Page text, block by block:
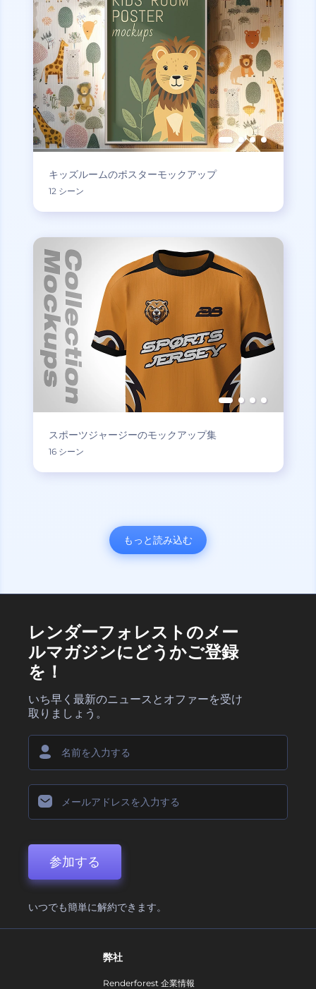
キッズルームのポスターモックアップ
12 シーン
スポーツジャージーのモックアップ集
16 シーン
もっと読み込む
レンダーフォレストのメー
ルマガジンにどうかご登録
を！
いち早く最新のニュースとオファーを受け
取りましょう。
参加する
いつでも簡単に解約できます。
弊社
Renderforest 企業情報